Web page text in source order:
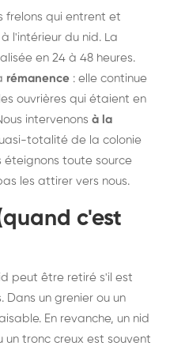
frelons qui entrent et
l'intérieur du nid. La
en 24 à 48 heures.
rémanence : elle continue
ouvrières qui étaient en
intervenons à la
totalité de la colonie
éteignons toute source
les attirer vers nous.
c'est
peut être retiré s'il est
Dans un grenier ou un
En revanche, un nid
un tronc creux est souvent